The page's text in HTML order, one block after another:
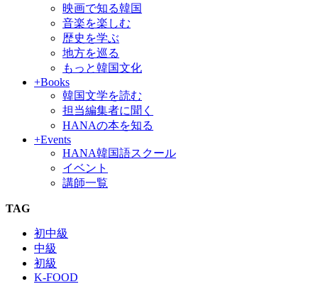
映画で知る韓国
音楽を楽しむ
歴史を学ぶ
地方を巡る
もっと韓国文化
+Books
韓国文学を読む
担当編集者に聞く
HANAの本を知る
+Events
HANA韓国語スクール
イベント
講師一覧
TAG
初中級
中級
初級
K-FOOD